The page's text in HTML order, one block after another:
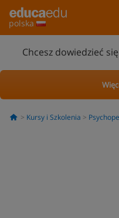
polska
Chcesz dowiedzieć
Kursy i Szkolenia